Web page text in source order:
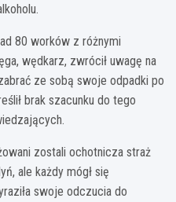
80 worków z różnymi
wędkarz, zwrócił uwagę na
ze sobą swoje odpadki po
brak szacunku do tego
zostali ochotnicza straż
ale każdy mógł się
swoje odczucia do